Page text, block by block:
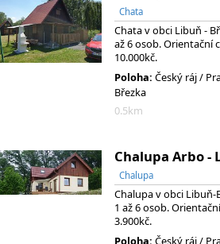
Chata
Chata v obci Libuň -
až 6 osob. Orientační
10.000kč.
Poloha: Český ráj/
Březka
0.5km
Chalupa Arbo -
Chalupa
Chalupa v obci Libuň-
1 až 6 osob.
3.900kč.
Poloha: Český ráj/